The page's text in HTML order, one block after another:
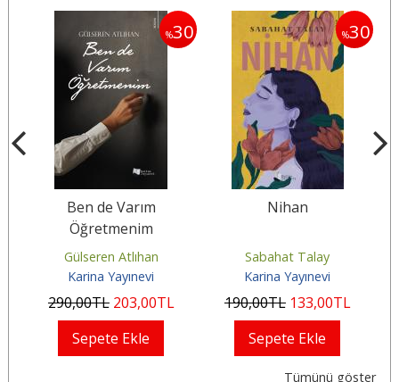
%30
Ben de Varım
Öğretmenim
Gülseren Atlıhan
Karina Yayınevi
290,00TL 203,00TL
Sepete Ekle
%30
Nihan
Sabahat Talay
Karina Yayınevi
190,00TL 133,00TL
Sepete Ekle
Tümünü göster